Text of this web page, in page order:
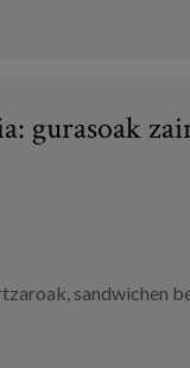
gurasoak
sandwichen